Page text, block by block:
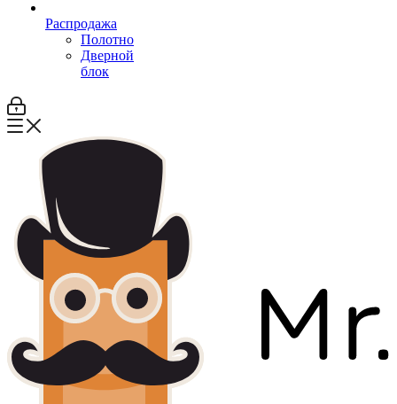
Распродажа
Полотно
Дверной
блок